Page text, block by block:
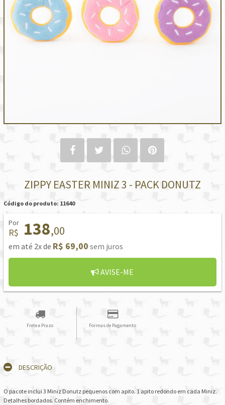
ZIPPY EASTER MINIZ 3 - PACK DONUTZ
Código do produto: 11640
Por
R$ 138,00
em até 2x de R$ 69,00 sem juros
AVISE-ME
Frete e Prazo Formas de Pagamento
DESCRIÇÃO
O pacote inclui 3 Miniz Donutz pequenos com apito. 1 apito redondo em cada Miniz.
Detalhes bordados. Contém enchimento.